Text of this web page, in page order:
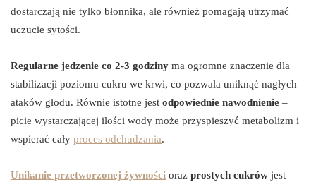
dostarczają nie tylko błonnika, ale również pomagają utrzymać
uczucie sytości.
Regularne jedzenie co 2-3 godziny ma ogromne znaczenie dla
stabilizacji poziomu cukru we krwi, co pozwala uniknąć nagłych
ataków głodu. Równie istotne jest odpowiednie nawodnienie –
picie wystarczającej ilości wody może przyspieszyć metabolizm i
wspierać cały proces odchudzania.
Unikanie przetworzonej żywności oraz prostych cukrów jest